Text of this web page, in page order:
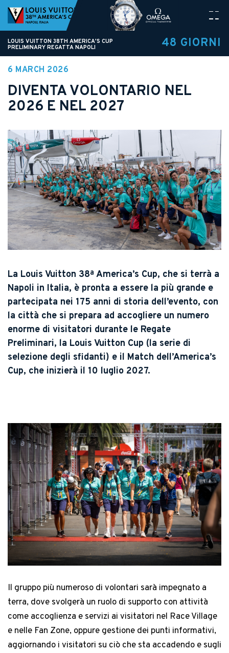
LOUIS VUITTON 38TH AMERICA'S CUP
PRELIMINARY REGATTA NAPOLI
48 GIORNI
6 MARCH 2026
DIVENTA VOLONTARIO NEL
2026 E NEL 2027
La Louis Vuitton 38ª America’s Cup, che si terrà a
Napoli in Italia, è pronta a essere la più grande e
partecipata nei 175 anni di storia dell’evento, con
la città che si prepara ad accogliere un numero
enorme di visitatori durante le Regate
Preliminari, la Louis Vuitton Cup (la serie di
selezione degli sfidanti) e il Match dell’America’s
Cup, che inizierà il 10 luglio 2027.
Il gruppo più numeroso di volontari sarà impegnato a
terra, dove svolgerà un ruolo di supporto con attività
come accoglienza e servizi ai visitatori nel Race Village
e nelle Fan Zone, oppure gestione dei punti informativi,
aggiornando i visitatori su ciò che sta accadendo e sugli